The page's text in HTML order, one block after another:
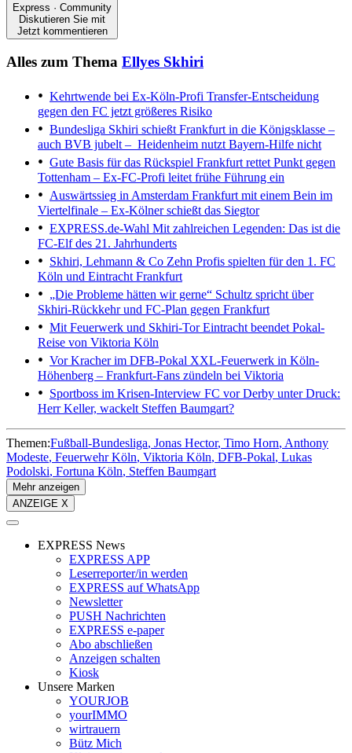
Express · Community
Diskutieren Sie mit
Jetzt kommentieren
Alles zum Thema Ellyes Skhiri
Kehrtwende bei Ex-Köln-Profi Transfer-Entscheidung
gegen den FC jetzt größeres Risiko
Bundesliga Skhiri schießt Frankfurt in die Königsklasse –
auch BVB jubelt – Heidenheim nutzt Bayern-Hilfe nicht
Gute Basis für das Rückspiel Frankfurt rettet Punkt gegen
Tottenham – Ex-FC-Profi leitet frühe Führung ein
Auswärtssieg in Amsterdam Frankfurt mit einem Bein im
Viertelfinale – Ex-Kölner schießt das Siegtor
EXPRESS.de-Wahl Mit zahlreichen Legenden: Das ist die
FC-Elf des 21. Jahrhunderts
Skhiri, Lehmann & Co Zehn Profis spielten für den 1. FC
Köln und Eintracht Frankfurt
„Die Probleme hätten wir gerne“ Schultz spricht über
Skhiri-Rückkehr und FC-Plan gegen Frankfurt
Mit Feuerwerk und Skhiri-TorEintracht beendet Pokal-
Reise von Viktoria Köln
Vor Kracher im DFB-Pokal XXL-Feuerwerk in Köln-
Höhenberg – Frankfurt-Fans zündeln bei Viktoria
Sportboss im Krisen-Interview FC vor Derby unter Druck:
Herr Keller, wackelt Steffen Baumgart?
Themen:Fußball-Bundesliga Jonas Hector Timo Horn Anthony
Modeste Feuerwehr Köln Viktoria Köln DFB-Pokal Lukas
Podolski Fortuna Köln Steffen Baumgart
Mehr anzeigen
ANZEIGE X
EXPRESS News
EXPRESS APP
Leserreporter/in werden
EXPRESS auf WhatsApp
Newsletter
PUSH Nachrichten
EXPRESS e-paper
Abo abschließen
Anzeigen schalten
Kiosk
Unsere Marken
YOURJOB
yourIMMO
wirtrauern
Bütz Mich